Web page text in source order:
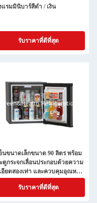
แรมมินิบาร์สีดำ / เงิน
รับราคาที่ดีที่สุด
นขนาดเล็กขนาด 90 ลิตร พร้อม
ตูกระจกเลื่อนประกอบด้วยความ
อียดสองเท่า และควบคุมอุณหภูมิ
ล
รับราคาที่ดีที่สุด